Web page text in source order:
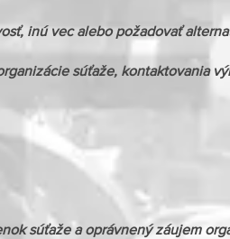
inú vec alebo požadovať
súťaže, kontaktovania
súťaže a oprávnený záujem